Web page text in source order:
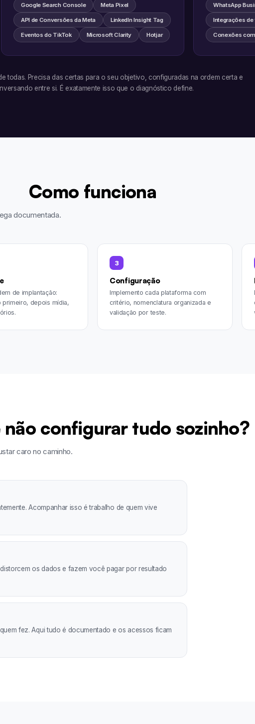
Google Search Console Meta Pixel
API de Conversões da Meta LinkedIn Insight Tag
Eventos do TikTok Microsoft Clarity Hotjar
WhatsApp
Integrações
Conexões
todas. Precisa das certas para o seu objetivo, configuradas na ordem certa e
entre si. É exatamente isso que o diagnóstico define.
Como funciona
documentada.
de implantação:
primeiro, depois mídia,
3
Configuração
Implemento cada plataforma com
critério, nomenclatura organizada e
validação por teste.
não configurar tudo sozinho?
caro no caminho.
Acompanhar isso é trabalho de quem vive
os dados e fazem você pagar por resultado
fez. Aqui tudo é documentado e os acessos ficam